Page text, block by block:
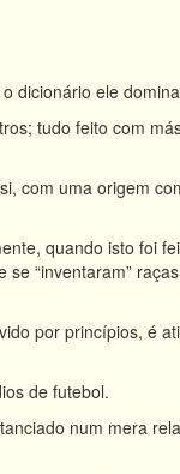
dicionário ele
tudo feito com
com uma origem
quando isto foi
“inventaram”
por princípios, é
de futebol.
num mera